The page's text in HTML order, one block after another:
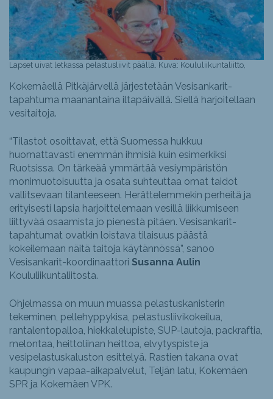
Lapset uivat letkassa pelastusliivit päällä. Kuva: Koululiikuntaliitto,
Kokemäellä Pitkäjärvellä järjestetään Vesisankarit-
tapahtuma maanantaina iltapäivällä. Siellä harjoitellaan
vesitaitoja.
“Tilastot osoittavat, että Suomessa hukkuu
huomattavasti enemmän ihmisiä kuin esimerkiksi
Ruotsissa. On tärkeää ymmärtää vesiympäristön
monimuotoisuutta ja osata suhteuttaa omat taidot
vallitsevaan tilanteeseen. Herättelemmekin perheitä ja
erityisesti lapsia harjoittelemaan vesillä liikkumiseen
liittyvää osaamista jo pienestä pitäen. Vesisankarit-
tapahtumat ovatkin loistava tilaisuus päästä
kokeilemaan näitä taitoja käytännössä”, sanoo
Vesisankarit-koordinaattori Susanna Aulin
Koululiikuntaliitosta.
Ohjelmassa on muun muassa pelastuskanisterin
tekeminen, pellehyppykisa, pelastusliivikokeilua,
rantalentopalloa, hiekkalelupiste, SUP-lautoja, packraftia,
melontaa, heittoliinan heittoa, elvytyspiste ja
vesipelastuskaluston esittelyä. Rastien takana ovat
kaupungin vapaa-aikapalvelut, Teljän latu, Kokemäen
SPR ja Kokemäen VPK.